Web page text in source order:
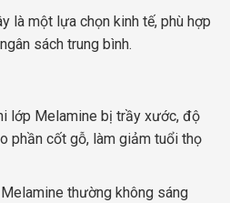
là một lựa chọn kinh tế, phù hợp
sách trung bình.
lớp Melamine bị trầy xước, độ
phần cốt gỗ, làm giảm tuổi thọ
Melamine thường không sáng